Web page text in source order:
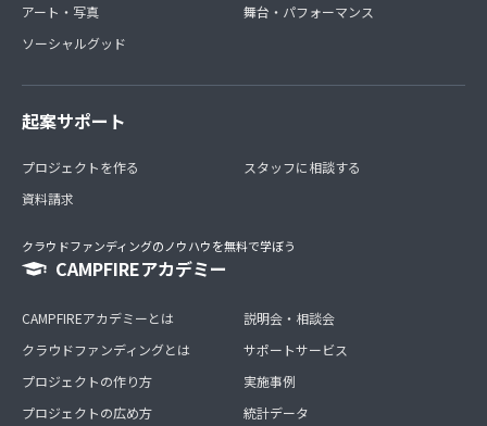
アート・写真
ソーシャルグッド
舞台・パフォーマンス
起案サポート
プロジェクトを作る
資料請求
スタッフに相談する
クラウドファンディングのノウハウを無料で学ぼう
CAMPFIREアカデミー
CAMPFIREアカデミーとは
クラウドファンディングとは
プロジェクトの作り方
プロジェクトの広め方
説明会・相談会
サポートサービス
実施事例
統計データ